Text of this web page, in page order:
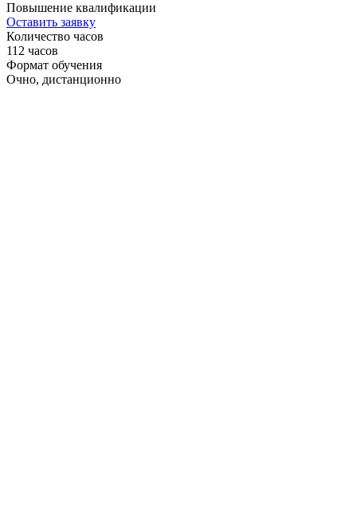
Повышение квалификации
Оставить заявку
Количество часов
112 часов
Формат обучения
Очно, дистанционно